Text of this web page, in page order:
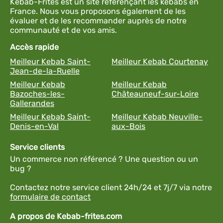
France. Nous vous proposons également de les
évaluer et de les recommander auprès de notre
communauté et de vos amis.
Accès rapide
Meilleur Kebab Saint-
Jean-de-la-Ruelle
Meilleur Kebab Courtenay
Meilleur Kebab
Bazoches-les-
Gallerandes
Meilleur Kebab
Châteauneuf-sur-Loire
Meilleur Kebab Saint-
Denis-en-Val
Meilleur Kebab Neuville-
aux-Bois
Service clients
Un commerce non référencé ? Une question ou un
bug ?
Contactez notre service client 24h/24 et 7j/7 via notre
formulaire de contact
A propos de Kebab-frites.com